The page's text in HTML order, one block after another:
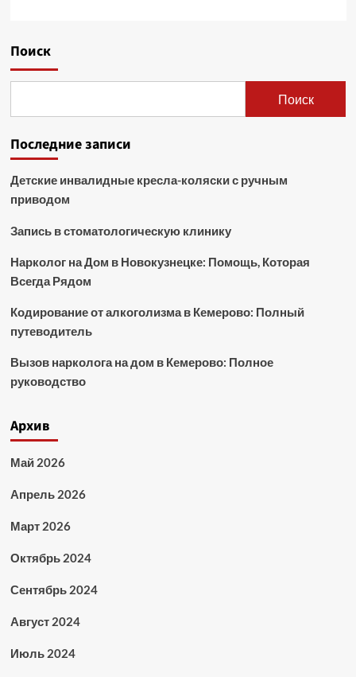
Поиск
Поиск
Последние записи
Детские инвалидные кресла-коляски с ручным
приводом
Запись в стоматологическую клинику
Нарколог на Дом в Новокузнецке: Помощь, Которая
Всегда Рядом
Кодирование от алкоголизма в Кемерово: Полный
путеводитель
Вызов нарколога на дом в Кемерово: Полное
руководство
Архив
Май 2026
Апрель 2026
Март 2026
Октябрь 2024
Сентябрь 2024
Август 2024
Июль 2024